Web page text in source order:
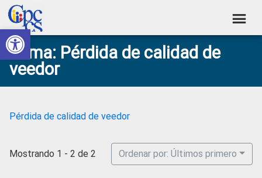
Abrir barra de herramientas
Skip
to
primary
navigation
Skip
to
main
content
Skip
to
primary
sidebar
Skip
to
footer
Consejo
de
Participación
Social
Construyendo
Poder
Ciudadano
Tema: Pérdida de calidad de
veedor
Pérdida de calidad de veedor
Mostrando 1 - 2 de 2 Ordenar por: Últimos primero